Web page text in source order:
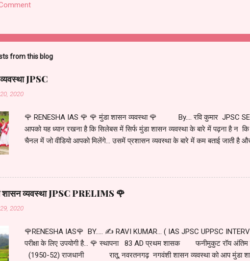
from this blog
JPSC
2020
🌹 RENESHA IAS 🌹 🌹 मुंडा शासन व्यवस्था 🌹 By.... रवि कुमार JPSC
आपको यह ध्यान रखना है कि सिलेबस में सिर्फ मुंडा शासन व्यवस्था के बारे में पढ़ना है न
चैनल में जो वीडियो आपको मिलेंगे... उसमें प्रशासन व्यवस्था के बारे में कम बताई जाती है
में हुआ. रिसा मुंडा के साथ करीब में 21000 मुंडा थे. जब इन का आगमन यहां हुआ तो यह
और खेती करने के लिए खाली जमीन की जरूरत थी. इसके लिए स्वाभाविक था कि जंगल
.... मुंडाओ के कुछ समूहों के द्वारा अलग-अलग क्षेत्रों में जंगल सफाई का कार्य शुरू हुआ. यह
परिवार या मुंडा समूह को खुद की संज्ञा दी जाती थी. ...... धीरे-धीरे कई खूं...
शासन व्यवस्था JPSC PRELIMS 🌹
2020
🌹RENESHA IAS🌹 BY..... ✍️ RAVI KUMAR... ( IAS JPSC UPPSC
परीक्षा के लिए उपयोगी है... 🌹 स्थापना 83 AD प्रथम शासक फनीमुकुट रॉय
(1950-52) राजधानी रातू, नवरतनगढ़ नगवंशी शासन व्यवस्था को आप मुंडा